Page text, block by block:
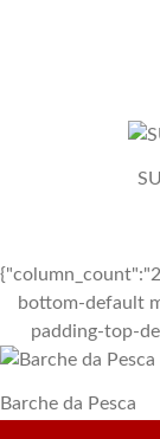
bottom-default
padding-top-
Barche da Pesca